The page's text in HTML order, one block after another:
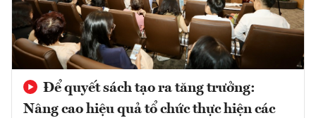
Để quyết sách tạo ra tăng trưởng:
Nâng cao hiệu quả tổ chức thực hiện các